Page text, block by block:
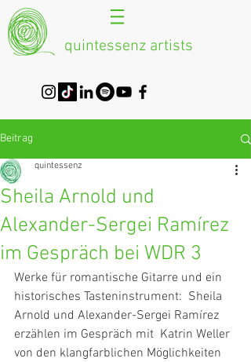
quintessenz artists
Beitrag
Sheila Arnold und
Alexander-Sergei Ramírez
im Gespräch bei WDR 3
quintessenz
Werke für romantische Gitarre und ein
historisches Tasteninstrument:  Sheila
Arnold und Alexander-Sergei Ramírez
erzählen im Gespräch mit  Katrin Weller
von den klangfarblichen Möglichkeiten